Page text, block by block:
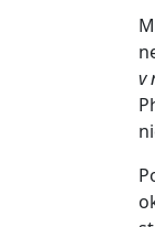
v